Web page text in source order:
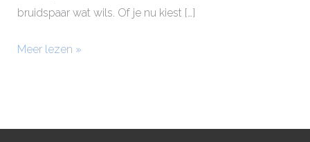
bruidspaar wat wils. Of je nu kiest […]
Meer lezen »